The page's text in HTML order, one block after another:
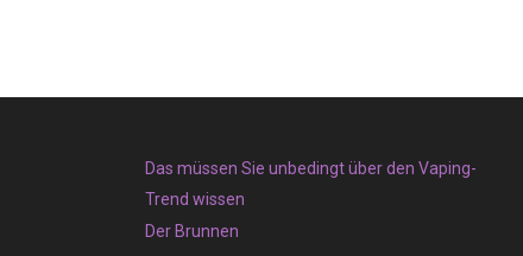
Das müssen Sie unbedingt über den Vaping-
Trend wissen
Der Brunnen